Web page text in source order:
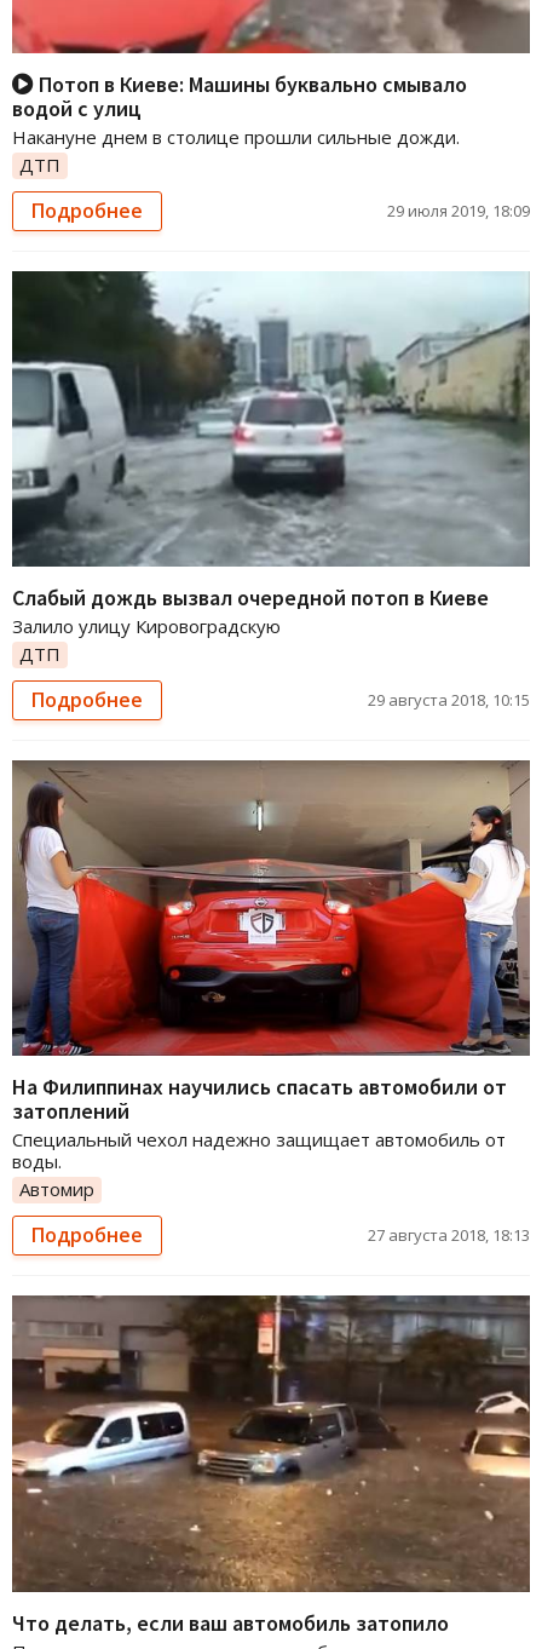
Потоп в Киеве: Машины буквально смывало
водой с улиц
Накануне днем в столице прошли сильные дожди.
ДТП
Подробнее 29 июля 2019, 18:09
Слабый дождь вызвал очередной потоп в Киеве
Залило улицу Кировоградскую
ДТП
Подробнее 29 августа 2018, 10:15
На Филиппинах научились спасать автомобили от
затоплений
Специальный чехол надежно защищает автомобиль от
воды.
Автомир
Подробнее 27 августа 2018, 18:13
Что делать, если ваш автомобиль затопило